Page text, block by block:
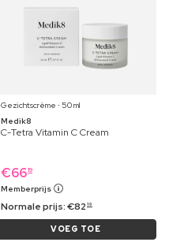
Gezichtscrème ⋅ 50 ml
Medik8
C-Tetra Vitamin C Cream
€6619
Memberprijs
Normale prijs:€82 19
VOEG TOE